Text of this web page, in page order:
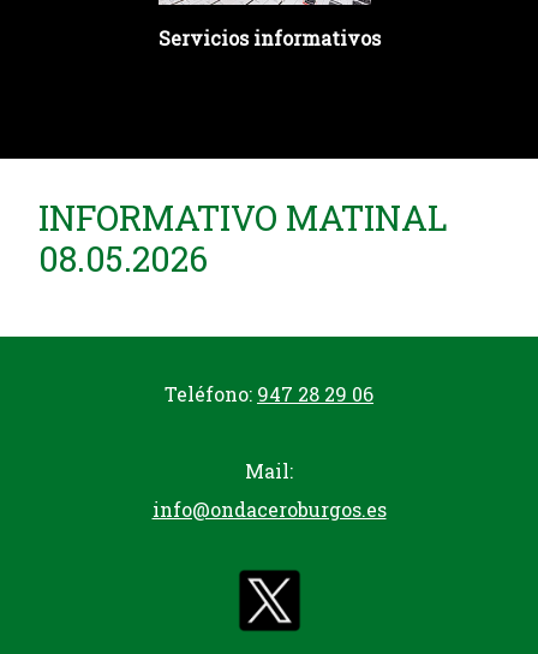
Servicios informativos
INFORMATIVO MATINAL
08.05.2026
Teléfono: 947 28 29 06
Mail:
info@ondaceroburgos.es